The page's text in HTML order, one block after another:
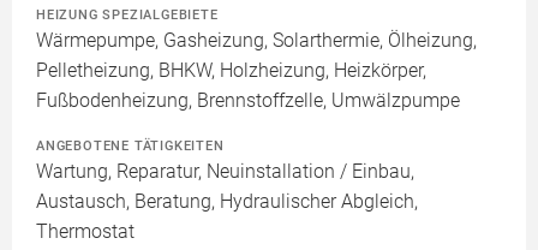
HEIZUNG SPEZIALGEBIETE
Wärmepumpe, Gasheizung, Solarthermie, Ölheizung,
Pelletheizung, BHKW, Holzheizung, Heizkörper,
Fußbodenheizung, Brennstoffzelle, Umwälzpumpe
ANGEBOTENE TÄTIGKEITEN
Wartung, Reparatur, Neuinstallation / Einbau,
Austausch, Beratung, Hydraulischer Abgleich,
Thermostat